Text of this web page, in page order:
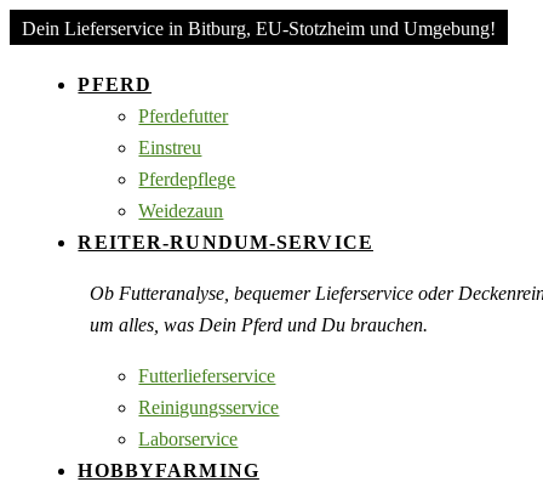
Dein Lieferservice in Bitburg, EU-Stotzheim und Umgebung!
PFERD
Pferdefutter
Einstreu
Pferdepflege
Weidezaun
REITER-RUNDUM-SERVICE
Ob Futteranalyse, bequemer Lieferservice oder
um alles, was Dein Pferd und Du brauchen.
Futterlieferservice
Reinigungsservice
Laborservice
HOBBYFARMING